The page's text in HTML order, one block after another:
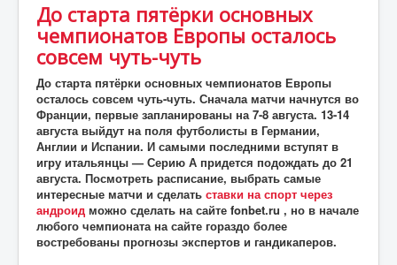
Происшествия
UA
ENG
DE
ES
PL
До старта пятёрки основных
чемпионатов Европы осталось
совсем чуть-чуть
До старта пятёрки основных чемпионатов Европы
осталось совсем чуть-чуть. Сначала матчи начнутся во
Франции, первые запланированы на 7-8 августа. 13-14
августа выйдут на поля футболисты в Германии,
Англии и Испании. И самыми последними вступят в
игру итальянцы — Серию А придется подождать до 21
августа. Посмотреть расписание, выбрать самые
интересные матчи и сделать ставки на спорт через
андроид можно сделать на сайте fonbet.ru , но в начале
любого чемпионата на сайте гораздо более
востребованы прогнозы экспертов и гандикаперов.